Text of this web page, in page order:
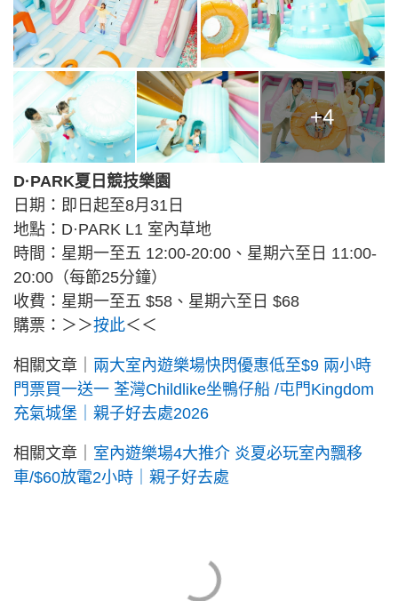
+4
D·PARK夏日競技樂園
日期：即日起至8月31日
地點：D·PARK L1 室內草地
時間：星期一至五 12:00-20:00、星期六至日 11:00-
20:00（每節25分鐘）
收費：星期一至五 $58、星期六至日 $68
購票：＞＞按此＜＜
相關文章｜ 兩大室內遊樂場快閃優惠低至$9 兩小時
門票買一送一 荃灣Childlike坐鴨仔船 /屯門Kingdom
充氣城堡｜親子好去處2026
相關文章｜ 室內遊樂場4大推介 炎夏必玩室內飄移
車/$60放電2小時｜親子好去處